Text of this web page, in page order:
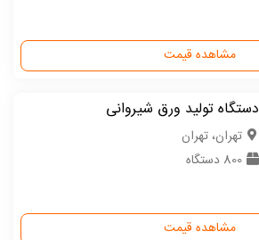
مشاهده قیمت
دستگاه تولید ورق شیروانی
تهران، تهران
800 دستگاه
مشاهده قیمت